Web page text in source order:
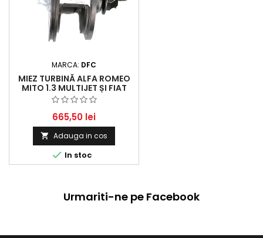
MARCA: DFC
MIEZ TURBINĂ ALFA ROMEO
MITO 1.3 MULTIJET ȘI FIAT
500L, GRANDE PUNTO,
PUNTO, PUNTO EVO 1.3 D
MULTIJET - MOTORIZĂRI
2010-2015
665,50 lei
 Adauga in cos
 In stoc
Urmariti-ne pe Facebook